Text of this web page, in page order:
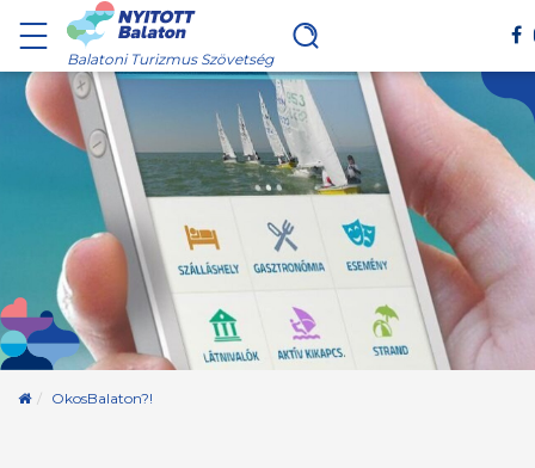
Balatoni Turizmus Szövetség
Kezdőoldal
OkosBalaton?!